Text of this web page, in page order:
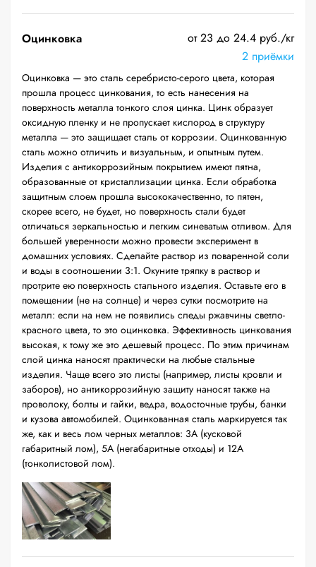
Оцинковка
от 23 до 24.4 руб./кг
2 приёмки
Оцинковка — это сталь серебристо-серого цвета, которая
прошла процесс цинкования, то есть нанесения на
поверхность металла тонкого слоя цинка. Цинк образует
оксидную пленку и не пропускает кислород в структуру
металла — это защищает сталь от коррозии. Оцинкованную
сталь можно отличить и визуальным, и опытным путем.
Изделия с антикоррозийным покрытием имеют пятна,
образованные от кристаллизации цинка. Если обработка
защитным слоем прошла высококачественно, то пятен,
скорее всего, не будет, но поверхность стали будет
отличаться зеркальностью и легким синеватым отливом. Для
большей уверенности можно провести эксперимент в
домашних условиях. Сделайте раствор из поваренной соли
и воды в соотношении 3:1. Окуните тряпку в раствор и
протрите ею поверхность стального изделия. Оставьте его в
помещении (не на солнце) и через сутки посмотрите на
металл: если на нем не появились следы ржавчины светло-
красного цвета, то это оцинковка. Эффективность цинкования
высокая, к тому же это дешевый процесс. По этим причинам
слой цинка наносят практически на любые стальные
изделия. Чаще всего это листы (например, листы кровли и
заборов), но антикоррозийную защиту наносят также на
проволоку, болты и гайки, ведра, водосточные трубы, банки
и кузова автомобилей. Оцинкованная сталь маркируется так
же, как и весь лом черных металлов: 3А (кусковой
габаритный лом), 5А (негабаритные отходы) и 12А
(тонколистовой лом).